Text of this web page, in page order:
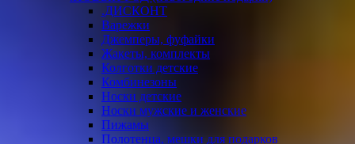
.ДИСКОНТ
Варежки
Джемперы, фуфайки
Жакеты, комплекты
Колготки детские
Комбинезоны
Носки детские
Носки мужские и женские
Пижамы
Полотенца, мешки для подарков